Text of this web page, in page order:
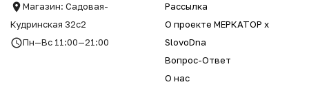
Магазин: Садовая-
Кудринская 32с2
Пн—Вс 11:00—21:00
Рассылка
О проекте МЕРКАТОР x
SlovoDna
Вопрос-Ответ
О нас